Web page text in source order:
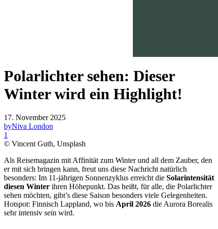
Polarlichter sehen: Dieser
Winter wird ein Highlight!
17. November 2025
byNiva London
1
© Vincent Guth, Unsplash
Als Reisemagazin mit Affinität zum Winter und all dem Zauber, den
er mit sich bringen kann, freut uns diese Nachricht natürlich
besonders: Im 11-jährigen Sonnenzyklus erreicht die Solarintensität
diesen Winter ihren Höhepunkt. Das heißt, für alle, die Polarlichter
sehen möchten, gibt’s diese Saison besonders viele Gelegenheiten.
Hotspot: Finnisch Lappland, wo bis April 2026 die Aurora Borealis
sehr intensiv sein wird.